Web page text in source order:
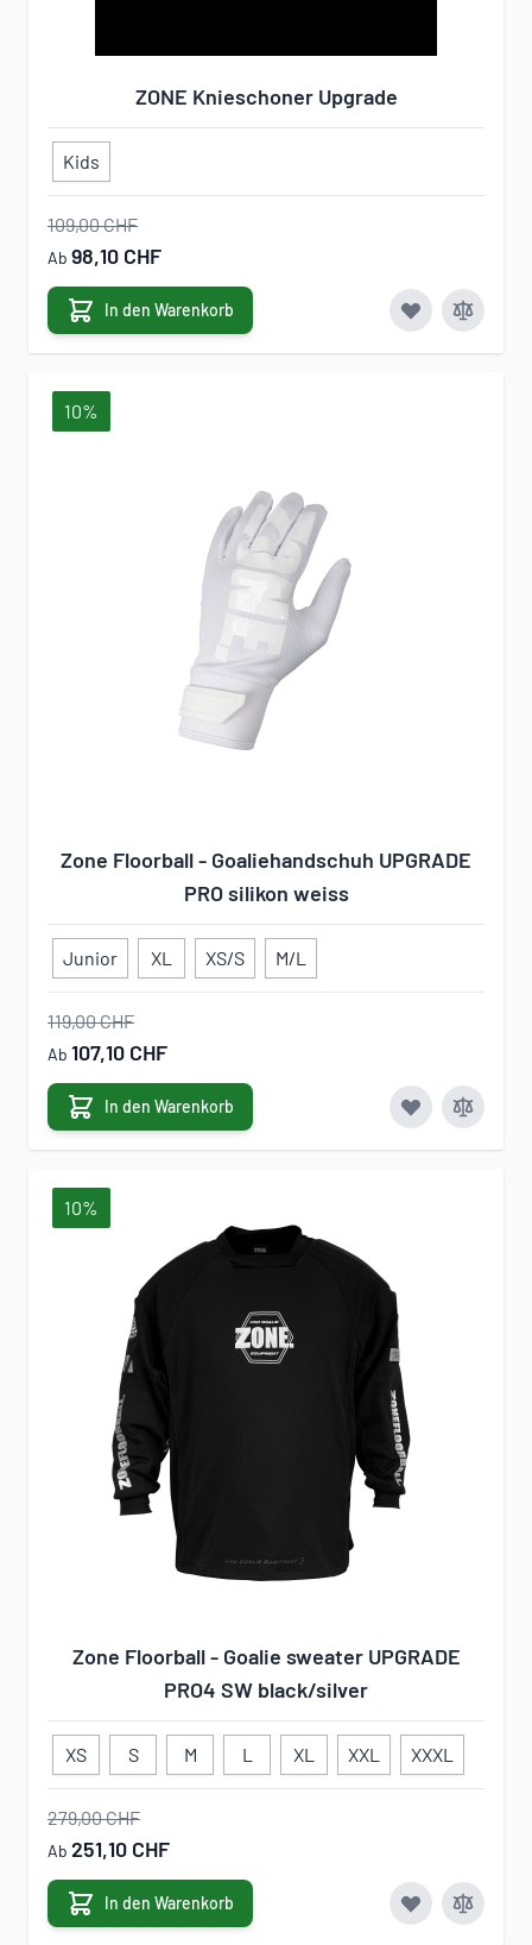
ZONE Knieschoner Upgrade
Kids
109,00 CHF
Ab 98,10 CHF
In den Warenkorb
10%
Zone Floorball - Goaliehandschuh UPGRADE
PRO silikon weiss
Junior XL XS/S M/L
119,00 CHF
Ab 107,10 CHF
In den Warenkorb
10%
Zone Floorball - Goalie sweater UPGRADE
PRO4 SW black/silver
XS S M L XL XXL XXXL
279,00 CHF
Ab 251,10 CHF
In den Warenkorb